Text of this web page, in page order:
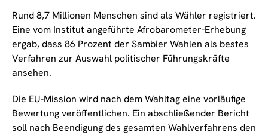
Rund 8,7 Millionen Menschen sind als Wähler registriert.
Eine vom Institut angeführte Afrobarometer-Erhebung
ergab, dass 86 Prozent der Sambier Wahlen als bestes
Verfahren zur Auswahl politischer Führungskräfte
ansehen.
Die EU-Mission wird nach dem Wahltag eine vorläufige
Bewertung veröffentlichen. Ein abschließender Bericht
soll nach Beendigung des gesamten Wahlverfahrens den